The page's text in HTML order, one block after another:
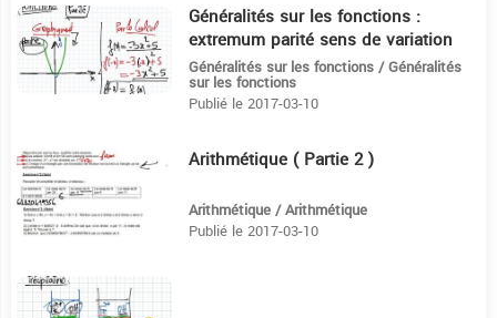
15:5 Généralités sur les fonctions :
extremum parité sens de variation
(Partie 3)
Généralités sur les fonctions / Généralités
sur les fonctions
Publié le 2017-03-10
7:29 Arithmétique ( Partie 2 )
Arithmétique / Arithmétique
Publié le 2017-03-10
6:10